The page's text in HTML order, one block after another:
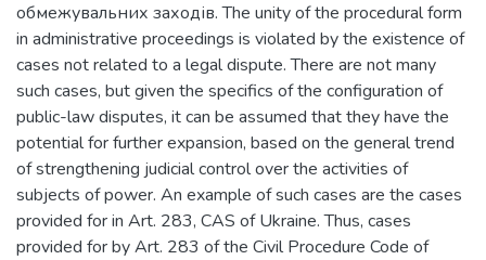
обмежувальних заходів. The unity of the procedural form
in administrative proceedings is violated by the existence of
cases not related to a legal dispute. There are not many
such cases, but given the specifics of the configuration of
public-law disputes, it can be assumed that they have the
potential for further expansion, based on the general trend
of strengthening judicial control over the activities of
subjects of power. An example of such cases are the cases
provided for in Art. 283, CAS of Ukraine. Thus, cases
provided for by Art. 283 of the Civil Procedure Code of